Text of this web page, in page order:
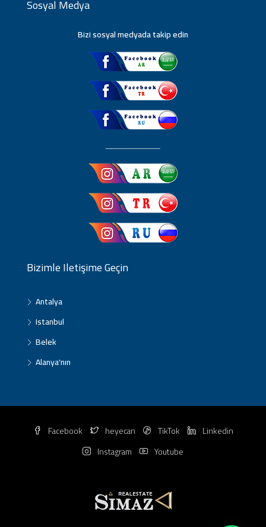
Sosyal Medya
Bizi sosyal medyada takip edin
ـــــــــــــــــــــــ
Bizimle Iletişime Geçin
Antalya
Istanbul
Belek
Alanya'nın
Facebook heyecan TikTok
Linkedin
Instagram
Youtube